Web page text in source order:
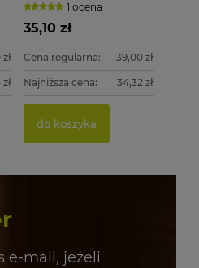
szt. + BIT1 ocena
35,10 zł
Cena regularna: 39,00 zł
Najniższa cena: 34,32 zł
do koszyka
e-mail, jeżeli